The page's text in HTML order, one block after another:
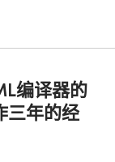
编译器的
三年的经